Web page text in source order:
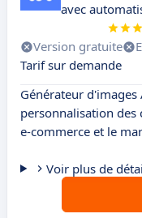
avec
Version gratuite
Tarif sur demande
Générateur
personnalisation
e-commerce et le
Voir plus de